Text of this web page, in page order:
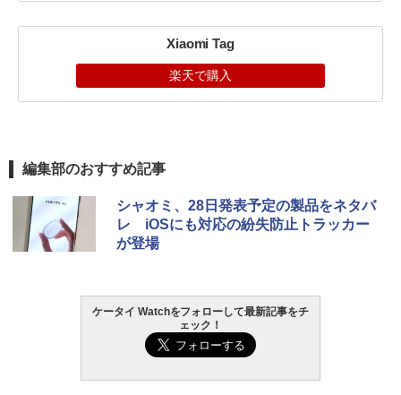
Xiaomi Tag
楽天で購入
編集部のおすすめ記事
シャオミ、28日発表予定の製品をネタバ
レ iOSにも対応の紛失防止トラッカー
が登場
ケータイ Watchをフォローして最新記事をチ
ェック！